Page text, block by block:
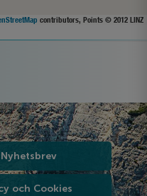
contributors, Points © 2012 LINZ
och Cookies